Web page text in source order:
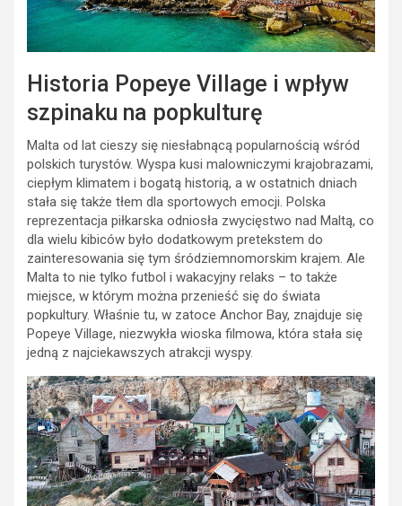
Historia Popeye Village i wpływ
szpinaku na popkulturę
Malta od lat cieszy się niesłabnącą popularnością wśród
polskich turystów. Wyspa kusi malowniczymi krajobrazami,
ciepłym klimatem i bogatą historią, a w ostatnich dniach
stała się także tłem dla sportowych emocji. Polska
reprezentacja piłkarska odniosła zwycięstwo nad Maltą, co
dla wielu kibiców było dodatkowym pretekstem do
zainteresowania się tym śródziemnomorskim krajem. Ale
Malta to nie tylko futbol i wakacyjny relaks – to także
miejsce, w którym można przenieść się do świata
popkultury. Właśnie tu, w zatoce Anchor Bay, znajduje się
Popeye Village, niezwykła wioska filmowa, która stała się
jedną z najciekawszych atrakcji wyspy.